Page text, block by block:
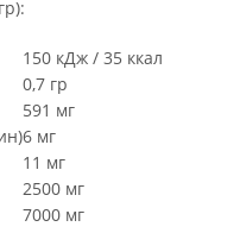
150 кДж / 35 ккал
0,7 гр
591 мг
6 мг
11 мг
2500 мг
7000 мг